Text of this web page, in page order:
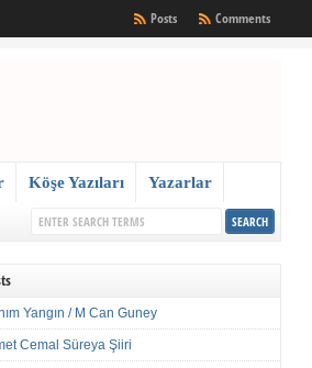
Comments
Posts
Köşe Yazıları Yazarlar
Yangın / M Can Guney
Cemal Süreya Şiiri